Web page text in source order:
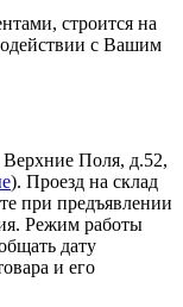
строится на
с Вашим
Верхние Поля, д.52,
). Проезд на склад
при предъявлении
Режим работы
дату
и его